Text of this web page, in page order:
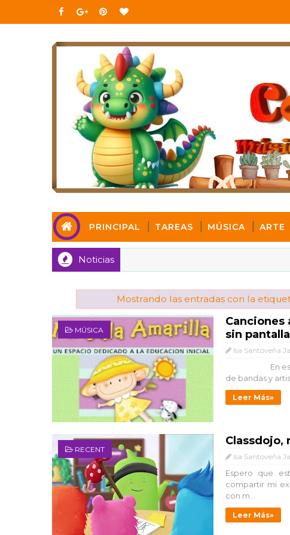
PRINCIPAL TAREAS MÚSICA ARTE
Noticias
Mostrando las entradas con la
MÚSICA
sin
Isa Santoveña
En este mes
de bandas y
Leer Más»
RECENT
Classdojo,
Isa Santoveña
Espero que
compartir mi
con m...
Leer Más»